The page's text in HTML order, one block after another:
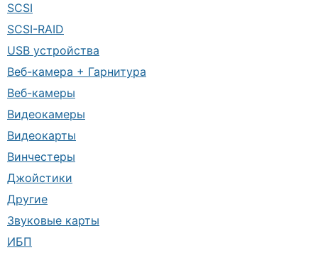
SCSI
SCSI-RAID
USB устройства
Веб-камера + Гарнитура
Веб-камеры
Видеокамеры
Видеокарты
Винчестеры
Джойстики
Другие
Звуковые карты
ИБП